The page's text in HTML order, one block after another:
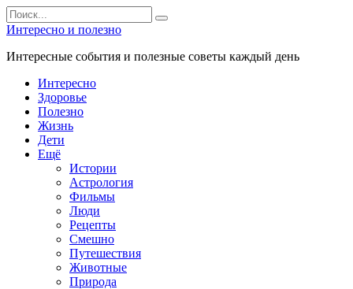
Перейти
к
контенту
Search
for:
Интересно и полезно
Интересные события и полезные советы каждый день
Интересно
Здоровье
Полезно
Жизнь
Дети
Ещё
Истории
Астрология
Фильмы
Люди
Рецепты
Смешно
Путешествия
Животные
Природа